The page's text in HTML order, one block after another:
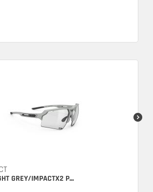
GREY/IMPACTX2 P...